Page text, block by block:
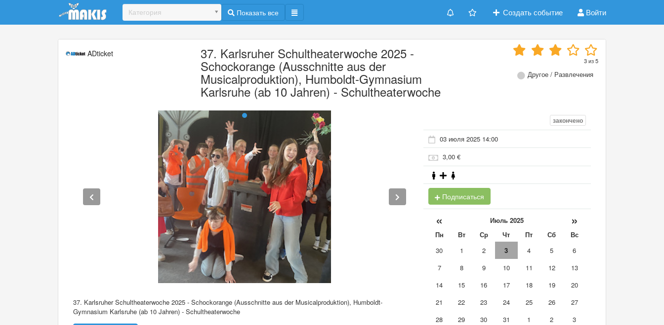
Update cookies preferences
Категория Показать все Создать событие Войти
ADticket 37. Karlsruher Schultheaterwoche 2025 -
Schockorange (Ausschnitte aus der
Musicalproduktion), Humboldt-Gymnasium
Karlsruhe (ab 10 Jahren) - Schultheaterwoche
3из5
Другое / Развлечения
37. Karlsruher Schultheaterwoche 2025 - Schockorange (Ausschnitte aus der Musicalproduktion), Humboldt-
Gymnasium Karlsruhe (ab 10 Jahren) - Schultheaterwoche
закончено
03 июля 2025 14:00
3,00 €
Подписаться
« Июль 2025 »
Пн Вт Ср Чт Пт Сб
Вс
30
1 2 3 4 5
6
7
8 9 10 11 12
13
14
15 16 17 18 19
20
21
22 23 24 25 26
27
28
29 30 31 1 2
3